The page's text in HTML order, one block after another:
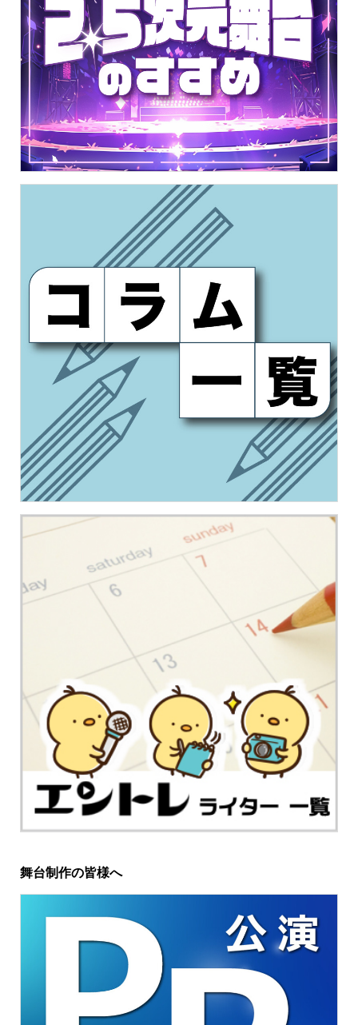
舞台制作の皆様へ